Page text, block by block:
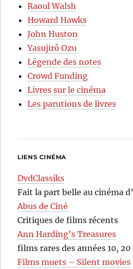
Raoul Walsh
Howard Hawks
John Huston
Yasujirô Ozu
Légende des notes
Crowd Funding
Livres sur le cinéma
Les parutions de livres
LIENS CINÉMA
DvdClassiks
Fait la part belle au cinéma
Abus de Ciné
Critiques de films récents
Ann Harding’s Treasures
films rares des années 10, 20
Films muets – Silent movies